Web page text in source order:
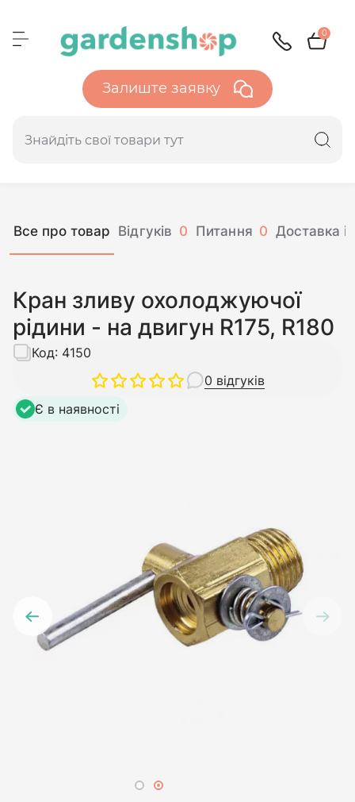
0
Залиште заявку
Все про товар Відгуків 0 Питання 0 Доставка і
Кран зливу охолоджуючої
рідини - на двигун R175, R180
0 відгуків
Код: 4150
Є в наявності